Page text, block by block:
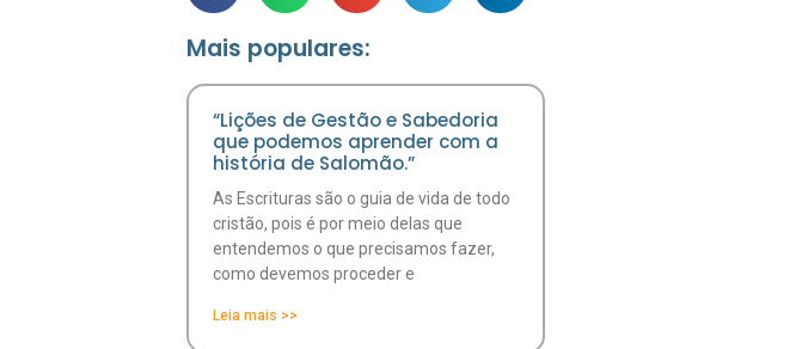
Mais populares:
“Lições de Gestão e Sabedoria
que podemos aprender com a
história de Salomão.”
As Escrituras são o guia de vida de todo
cristão, pois é por meio delas que
entendemos o que precisamos fazer,
como devemos proceder e
Leia mais >>